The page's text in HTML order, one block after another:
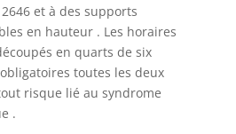
et à des supports
en hauteur . Les horaires
en quarts de six
toutes les deux
risque lié au syndrome
.